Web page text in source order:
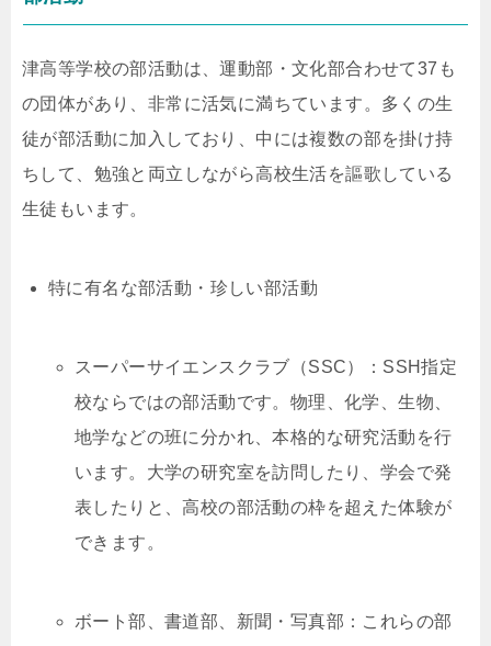
津高等学校の部活動は、運動部・文化部合わせて37も
の団体があり、非常に活気に満ちています。多くの生
徒が部活動に加入しており、中には複数の部を掛け持
ちして、勉強と両立しながら高校生活を謳歌している
生徒もいます。
特に有名な部活動・珍しい部活動
スーパーサイエンスクラブ（SSC）：SSH指定
校ならではの部活動です。物理、化学、生物、
地学などの班に分かれ、本格的な研究活動を行
います。大学の研究室を訪問したり、学会で発
表したりと、高校の部活動の枠を超えた体験が
できます。
ボート部、書道部、新聞・写真部：これらの部